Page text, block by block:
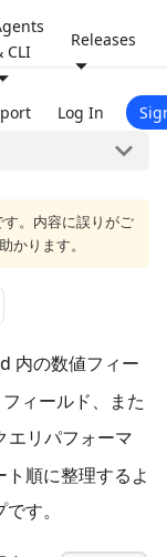
CLI
Releases
Log In
。内容に誤りがご
かります。
内の数値フィー
フィールド、また
エリパフォーマ
順に整理するよ
す。